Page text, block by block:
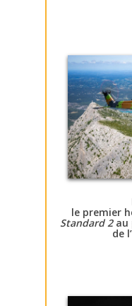
le premier
Standard 2au
de